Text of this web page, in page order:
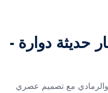
حديثة دوارة -
والرمادي مع تصميم عصري